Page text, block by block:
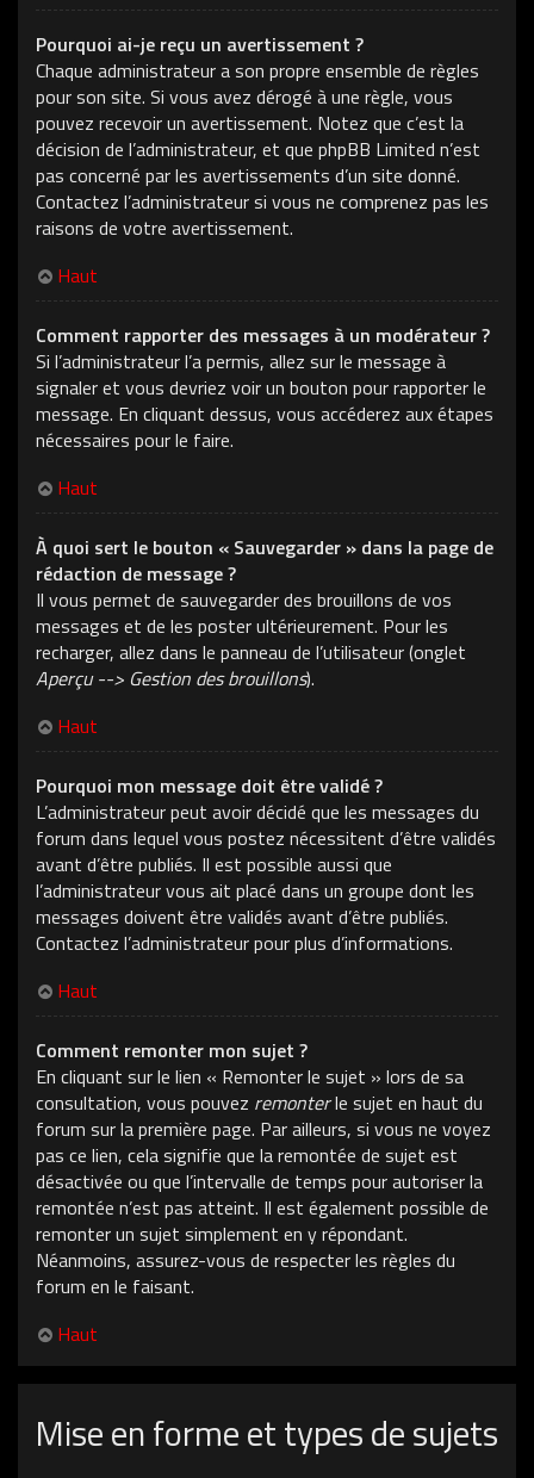
Pourquoi ai-je reçu un avertissement ?
Chaque administrateur a son propre ensemble de règles
pour son site. Si vous avez dérogé à une règle, vous
pouvez recevoir un avertissement. Notez que c’est la
décision de l’administrateur, et que phpBB Limited n’est
pas concerné par les avertissements d’un site donné.
Contactez l’administrateur si vous ne comprenez pas les
raisons de votre avertissement.
Haut
Comment rapporter des messages à un modérateur ?
Si l’administrateur l’a permis, allez sur le message à
signaler et vous devriez voir un bouton pour rapporter le
message. En cliquant dessus, vous accéderez aux étapes
nécessaires pour le faire.
Haut
À quoi sert le bouton « Sauvegarder » dans la page de
rédaction de message ?
Il vous permet de sauvegarder des brouillons de vos
messages et de les poster ultérieurement. Pour les
recharger, allez dans le panneau de l’utilisateur (onglet
Aperçu --> Gestion des brouillons).
Haut
Pourquoi mon message doit être validé ?
L’administrateur peut avoir décidé que les messages du
forum dans lequel vous postez nécessitent d’être validés
avant d’être publiés. Il est possible aussi que
l’administrateur vous ait placé dans un groupe dont les
messages doivent être validés avant d’être publiés.
Contactez l’administrateur pour plus d’informations.
Haut
Comment remonter mon sujet ?
En cliquant sur le lien « Remonter le sujet » lors de sa
consultation, vous pouvez remonterle sujet en haut du
forum sur la première page. Par ailleurs, si vous ne voyez
pas ce lien, cela signifie que la remontée de sujet est
désactivée ou que l’intervalle de temps pour autoriser la
remontée n’est pas atteint. Il est également possible de
remonter un sujet simplement en y répondant.
Néanmoins, assurez-vous de respecter les règles du
forum en le faisant.
Haut
Mise en forme et types de sujets